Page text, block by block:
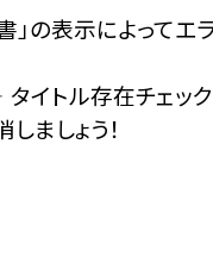
」の表示によってエ
タイトル存在チェッ
ましょう！